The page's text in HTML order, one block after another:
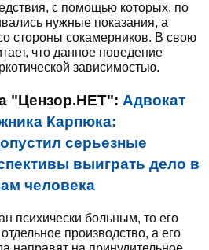
с помощью которых, по
нужные показания, а
стороны сокамерников. В свою
что данное поведение
зависимостью.
"Цензор.НЕТ": Адвокат
Карпюка:
серьезные
выиграть дело в
человека
психически больным, то его
производство, а его